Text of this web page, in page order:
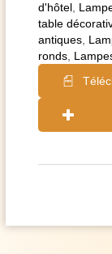
d'hôtel
table
antiques
ronds